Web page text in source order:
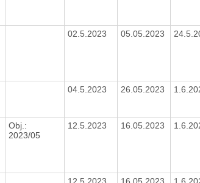
02.5.2023 05.05.2023
04.5.2023 26.05.2023
Obj.:
2023/05
12.5.2023 16.05.2023